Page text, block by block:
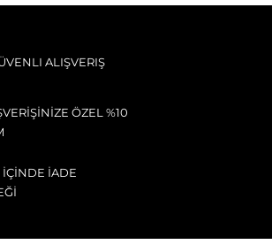
ALIŞVERIŞ
ÖZEL %10
İÇİNDE İADE